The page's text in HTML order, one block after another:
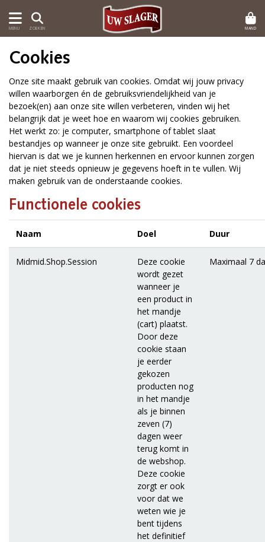
MENU ZOEKEN MAND
Cookies
Onze site maakt gebruik van cookies. Omdat wij jouw privacy
willen waarborgen én de gebruiksvriendelijkheid van je
bezoek(en) aan onze site willen verbeteren, vinden wij het
belangrijk dat je weet hoe en waarom wij cookies gebruiken.
Het werkt zo: je computer, smartphone of tablet slaat
bestandjes op wanneer je onze site gebruikt. Een voordeel
hiervan is dat we je kunnen herkennen en ervoor kunnen zorgen
dat je niet steeds opnieuw je gegevens hoeft in te vullen. Wij
maken gebruik van de onderstaande cookies.
Functionele cookies
Naam Doel Duur
Midmid.Shop.Session
Deze cookie
wordt gezet
wanneer je
een product in
het mandje
(cart) plaatst.
Door deze
cookie staan
je eerder
gekozen
producten nog
in het mandje
als je binnen
zeven (7)
dagen weer
terug komt in
de webshop.
Deze cookie
zorgt er ook
voor dat we
weten wie je
bent tijdens
het definitief
Maximaal 7